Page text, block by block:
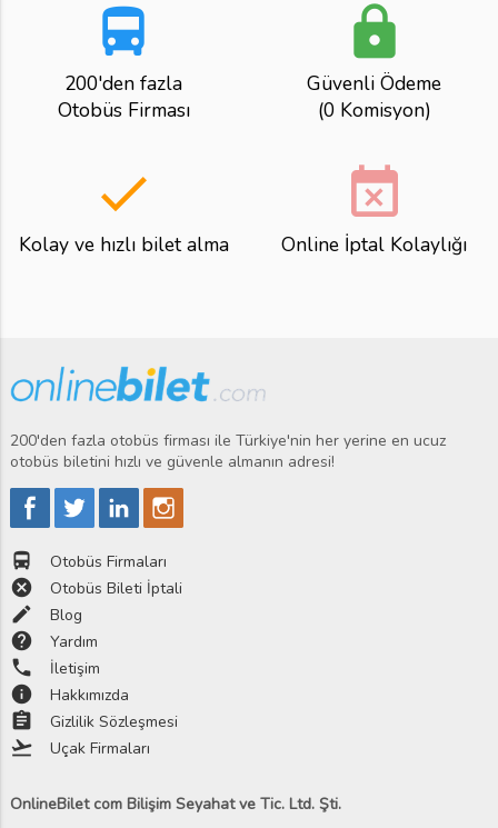
directions_bus
200'den fazla
Otobüs Firması
lock
Güvenli Ödeme
(0 Komisyon)
done
Kolay ve hızlı bilet alma
event_busy
Online İptal Kolaylığı
200'den fazla otobüs firması ile Türkiye'nin her yerine en ucuz
otobüs biletini hızlı ve güvenle almanın adresi!
directions_bus Otobüs Firmaları
cancel Otobüs Bileti İptali
edit Blog
help Yardım
phone İletişim
info Hakkımızda
assignment Gizlilik Sözleşmesi
flight_takeoff Uçak Firmaları
OnlineBilet com Bilişim Seyahat ve Tic. Ltd. Şti.